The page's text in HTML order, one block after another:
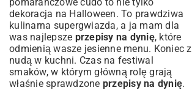
dekoracja na Halloween. To prawdziwa
kulinarna supergwiazda, a ja mam dla
was najlepsze przepisy na dynię, które
odmienią wasze jesienne menu. Koniec z
nudą w kuchni. Czas na festiwal
smaków, w którym główną rolę grają
właśnie sprawdzone przepisy na dynię.